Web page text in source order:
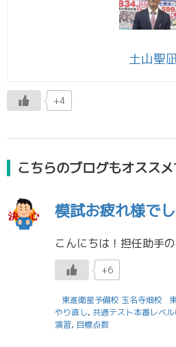
土山聖
+4
こちらのブログもオスス
模試お疲れ様で
+6
東進衛星予備校 玉名寺畑校
やり直し, 共通テスト本番レベ
演習, 目標点数